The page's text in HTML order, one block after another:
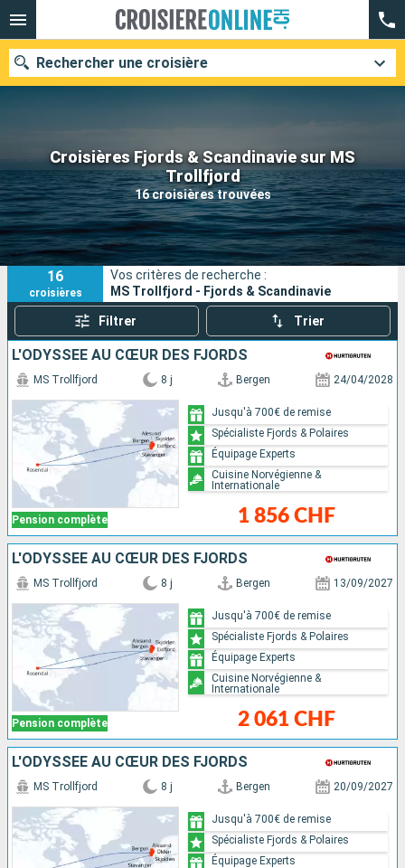
Croisières Fjords & Scandinavie sur MS
Trollfjord
16 croisières trouvées
Rechercher une croisière
Nos destinations
Mois de départ
Ports Compagnies
Rechercher
16
croisières
Vos critères de recherche :
MS Trollfjord - Fjords & Scandinavie
Filtrer Trier
L'ODYSSÉE AU CŒUR DES FJORDS
Pension complète
MS Trollfjord 8 j Bergen 24/04/2028
1 856 CHF
Jusqu'à 700€ de remise
Spécialiste Fjords & Polaires
Équipage Experts
Cuisine Norvégienne &
Internationale
L'ODYSSÉE AU CŒUR DES FJORDS
Pension complète
MS Trollfjord 8 j Bergen 13/09/2027
2 061 CHF
Jusqu'à 700€ de remise
Spécialiste Fjords & Polaires
Équipage Experts
Cuisine Norvégienne &
Internationale
L'ODYSSÉE AU CŒUR DES FJORDS
MS Trollfjord 8 j Bergen 20/09/2027
Jusqu'à 700€ de remise
Spécialiste Fjords & Polaires
Équipage Experts